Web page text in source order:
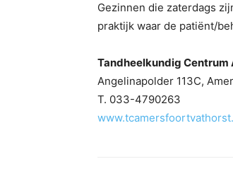
Gezinnen die zaterdags
praktijk waar de patiënt/
Tandheelkundig
Angelinapolder 113C,
T. 033-4790263